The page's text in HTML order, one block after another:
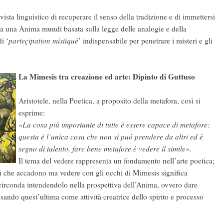
linguistico di recuperare il senso della tradizione e di immettersi
una Anima mundi basata sulla legge delle analogie e della
‘parteçipation mistiquè’ indispensabile per penetrare i misteri e gli
La Mimesis tra creazione ed arte: Dipinto di Guttuso
Aristotele, nella Poetica, a proposito della metafora, così si
esprime:
«La cosa più importante di tutte è essere capace di metafore:
questa è l’unica cosa che non si può prendere da altri ed è
segno di talento, fare bene metafore è vedere il simile».
Il tema del vedere rappresenta un fondamento nell’arte poetica;
accadono ma vedere con gli occhi di Mimesis significa
intendendolo nella prospettiva dell’Anima, ovvero dare
quest’ultima come attività creatrice dello spirito e processo